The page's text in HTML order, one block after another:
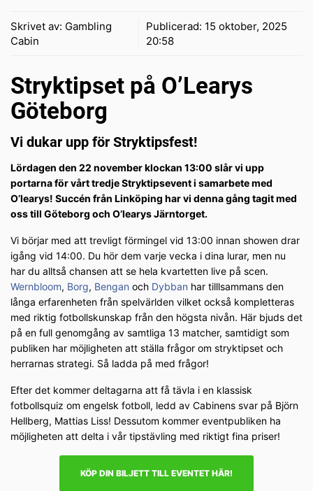
Skrivet av: Gambling
Cabin
Publicerad: 15 oktober, 2025
20:58
Stryktipset på O’Learys
Göteborg
Vi dukar upp för Stryktipsfest!
Lördagen den 22 november klockan 13:00 slår vi upp
portarna för vårt tredje Stryktipsevent i samarbete med
O’learys! Succén från Linköping har vi denna gång tagit med
oss till Göteborg och O’learys Järntorget.
Vi börjar med att trevligt förmingel vid 13:00 innan showen drar
igång vid 14:00. Du hör dem varje vecka i dina lurar, men nu
har du alltså chansen att se hela kvartetten live på scen.
Wernbloom, Borg, Bengan och Dybban har tilllsammans den
långa erfarenheten från spelvärlden vilket också kompletteras
med riktig fotbollskunskap från den högsta nivån. Här bjuds det
på en full genomgång av samtliga 13 matcher, samtidigt som
publiken har möjligheten att ställa frågor om stryktipset och
herrarnas strategi. Så ladda på med frågor!
Efter det kommer deltagarna att få tävla i en klassisk
fotbollsquiz om engelsk fotboll, ledd av Cabinens svar på Björn
Hellberg, Mattias Liss! Dessutom kommer eventpubliken ha
möjligheten att delta i vår tipstävling med riktigt fina priser!
KÖP DIN BILJETT TILL EVENTET HÄR!